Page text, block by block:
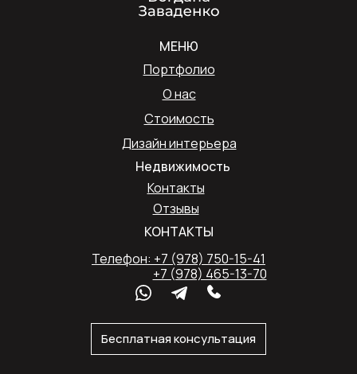
КОНТАКТЫ
Телефон: +7 (978) 750-15-41
+7 (978) 465-13-70
Бесплатная консультация
МЕНЮ
Портфолио
О нас
Стоимость
Дизайн интерьера
Контакты
Отзывы
Недвижимость